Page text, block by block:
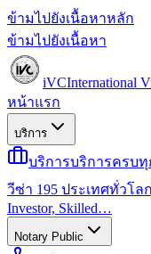
ข้ามไปยังเนื้อหาหลัก
ข้ามไปยังเนื้อหา
iVCInternational
หน้าแรก
บริการ
บริการบริการครบทุ
วีซ่า 195 ประเทศทั่วโลก
Investor, Skilled…
Notary Public